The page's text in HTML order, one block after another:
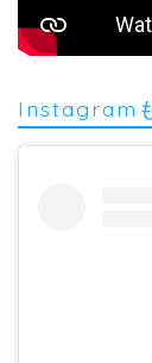
Instagram